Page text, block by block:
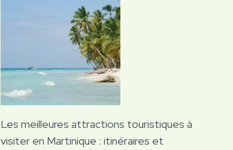
Les meilleures attractions touristiques à
visiter en Martinique : itinéraires et